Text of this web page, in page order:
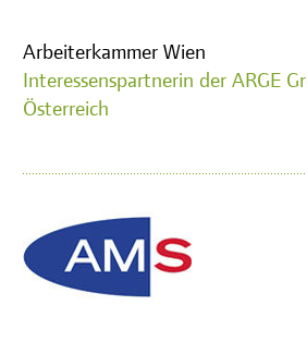
Arbeiterkammer Wien
Interessenspartnerin der ARGE
Österreich